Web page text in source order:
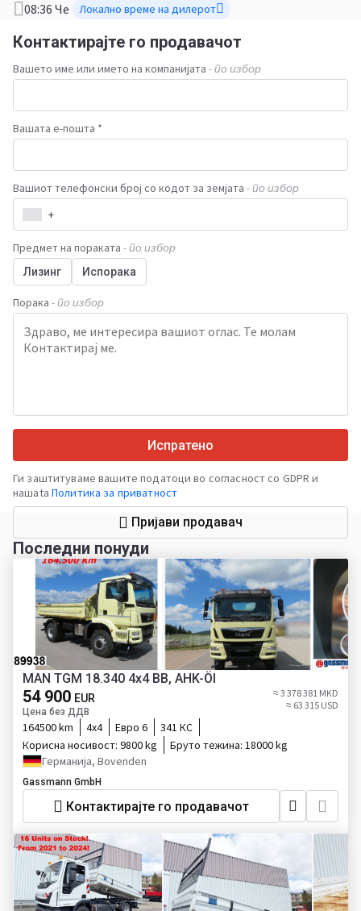
08:36 Че Локално време на дилерот
Контактирајте го продавачот
Вашето име или името на компанијата - по избор
Вашата е-пошта *
Вашиот телефонски број со кодот за земјата - по избор
+
Предмет на пораката - по избор
Лизинг Испорака
Порака - по избор
Испратено
Ги заштитуваме вашите податоци во согласност со GDPR и
нашata Политика за приватност
Пријави продавач
Последни понуди
MAN TGM 18.340 4x4 BB, AHK-Öl
54 900 EUR
Цена без ДДВ
≈ 3 378 381 MKD
≈ 63 315 USD
164500 km 4x4 Евро 6
341 КС
Корисна носивост: 9800 kg Бруто тежина: 18000 kg
Германија, Bovenden
Gassmann GmbH
Контактирајте го продавачот